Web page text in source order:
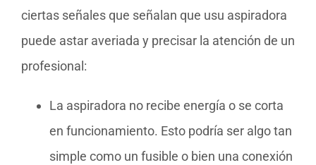
ciertas señales que señalan que usu aspiradora
puede astar averiada y precisar la atención de un
profesional:
La aspiradora no recibe energía o se corta
en funcionamiento. Esto podría ser algo tan
simple como un fusible o bien una conexión